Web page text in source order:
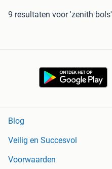
9 resultaten voor 'zenith bols'
Blog
Veilig en Succesvol
Voorwaarden